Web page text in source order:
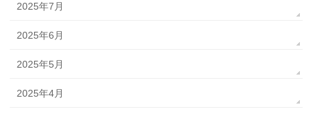
2025年7月
2025年6月
2025年5月
2025年4月